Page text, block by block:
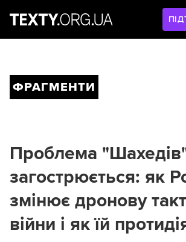
ФРАГМЕНТИ
Проблема
загострюється: як
змінює дронову
війни і як їй